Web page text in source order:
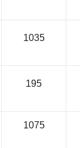
1035
195
1075